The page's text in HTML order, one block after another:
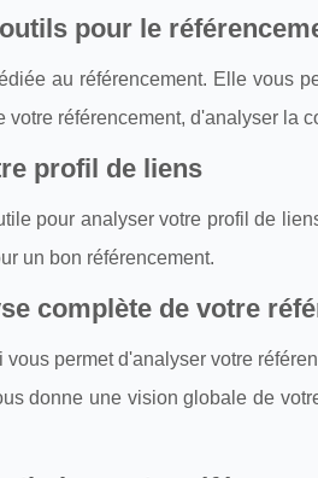
pour le
au référencement. Elle vous
référencement, d'analyser la
profil de liens
pour analyser votre profil de
un bon référencement.
complète de votre
permet d'analyser votre
donne une vision globale de